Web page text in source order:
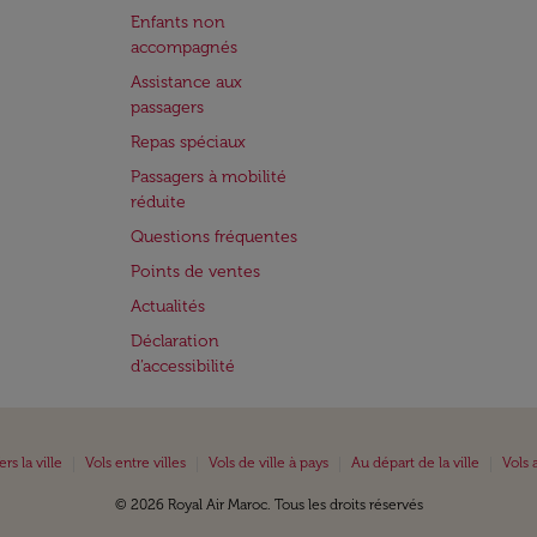
Enfants non
accompagnés
Assistance aux
passagers
Repas spéciaux
Passagers à mobilité
réduite
Questions fréquentes
Points de ventes
Actualités
Déclaration
d’accessibilité
la ville Vols entre villes Vols de ville à pays Au départ de la ville Vols
© 2026 Royal Air Maroc. Tous les droits réservés